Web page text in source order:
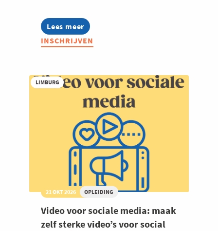
Lees meer
about
Microsoft
Copilot:
INSCHRIJVEN
LIMBURG
21 OKT 2026 OPLEIDING
Video voor sociale media: maak
zelf sterke video’s voor social